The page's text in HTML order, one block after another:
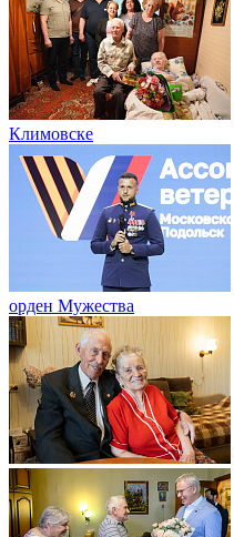
Климовске
орден Мужества